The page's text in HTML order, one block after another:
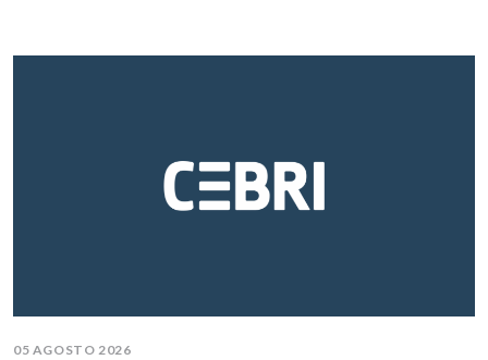
05 AGOSTO 2026